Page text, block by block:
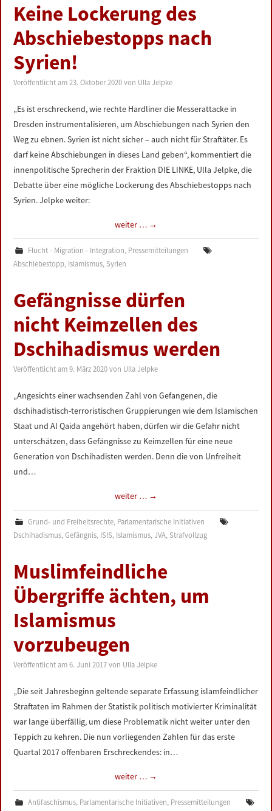
Keine Lockerung des
Abschiebestopps nach
Syrien!
Veröffentlicht am23. Oktober 2020 von Ulla Jelpke
„Es ist erschreckend, wie rechte Hardliner die Messerattacke in
Dresden instrumentalisieren, um Abschiebungen nach Syrien den
Weg zu ebnen. Syrien ist nicht sicher – auch nicht für Straftäter. Es
darf keine Abschiebungen in dieses Land geben“, kommentiert die
innenpolitische Sprecherin der Fraktion DIE LINKE, Ulla Jelpke, die
Debatte über eine mögliche Lockerung des Abschiebestopps nach
Syrien. Jelpke weiter:
weiter … →
Flucht - Migration - Integration, Pressemitteilungen
Abschiebestopp, Islamismus, Syrien
Gefängnisse dürfen
nicht Keimzellen des
Dschihadismus werden
Veröffentlicht am9. März 2020 von Ulla Jelpke
„Angesichts einer wachsenden Zahl von Gefangenen, die
dschihadistisch-terroristischen Gruppierungen wie dem Islamischen
Staat und Al Qaida angehört haben, dürfen wir die Gefahr nicht
unterschätzen, dass Gefängnisse zu Keimzellen für eine neue
Generation von Dschihadisten werden. Denn die von Unfreiheit
und…
weiter … →
Grund- und Freiheitsrechte, Parlamentarische Initiativen
Dschihadismus,Gefängnis, ISIS, Islamismus,JVA, Strafvollzug
Muslimfeindliche
Übergriffe ächten, um
Islamismus
vorzubeugen
Veröffentlicht am6. Juni 2017 von Ulla Jelpke
„Die seit Jahresbeginn geltende separate Erfassung islamfeindlicher
Straftaten im Rahmen der Statistik politisch motivierter Kriminalität
war lange überfällig, um diese Problematik nicht weiter unter den
Teppich zu kehren. Die nun vorliegenden Zahlen für das erste
Quartal 2017 offenbaren Erschreckendes: in…
weiter … →
Antifaschismus, Parlamentarische Initiativen, Pressemitteilungen